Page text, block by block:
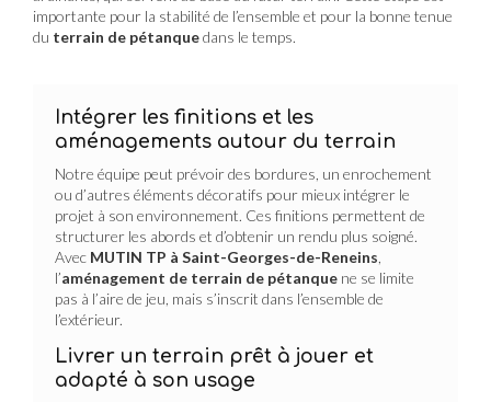
importante pour la stabilité de l’ensemble et pour la bonne tenue
du terrain de pétanquedans le temps.
Intégrer les finitions et les
aménagements autour du terrain
Notre équipe peut prévoir des bordures, un enrochement
ou d’autres éléments décoratifs pour mieux intégrer le
projet à son environnement. Ces finitions permettent de
structurer les abords et d’obtenir un rendu plus soigné.
Avec MUTIN TP à Saint-Georges-de-Reneins
l’aménagement de terrain de pétanque ne se limite
pas à l’aire de jeu, mais s’inscrit dans l’ensemble de
l’extérieur.
Livrer un terrain prêt à jouer et
adapté à son usage